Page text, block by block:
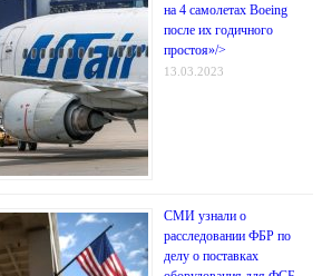
на 4 самолетах Boeing
после их годичного
простоя»/>
13.03.2023
СМИ узнали о
расследовании ФБР по
делу о поставках